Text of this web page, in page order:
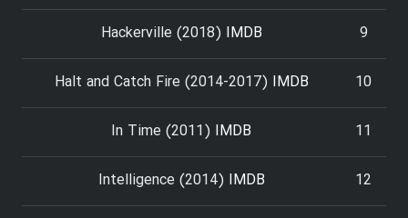
9
Hackerville (2018) IMDB
10
Halt and Catch Fire (2014-2017) IMDB
11
In Time (2011) IMDB
12
Intelligence (2014) IMDB